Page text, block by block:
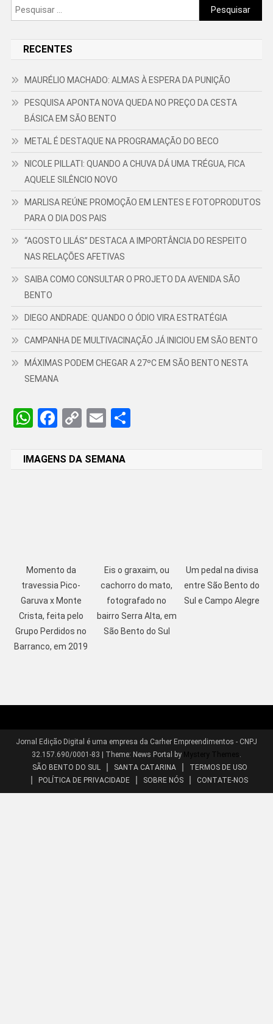
Pesquisar
por:
RECENTES
MAURÉLIO MACHADO: ALMAS À ESPERA DA PUNIÇÃO
PESQUISA APONTA NOVA QUEDA NO PREÇO DA CESTA
BÁSICA EM SÃO BENTO
METAL É DESTAQUE NA PROGRAMAÇÃO DO BECO
NICOLE PILLATI: QUANDO A CHUVA DÁ UMA TRÉGUA, FICA
AQUELE SILÊNCIO NOVO
MARLISA REÚNE PROMOÇÃO EM LENTES E FOTOPRODUTOS
PARA O DIA DOS PAIS
“AGOSTO LILÁS” DESTACA A IMPORTÂNCIA DO RESPEITO
NAS RELAÇÕES AFETIVAS
SAIBA COMO CONSULTAR O PROJETO DA AVENIDA SÃO
BENTO
DIEGO ANDRADE: QUANDO O ÓDIO VIRA ESTRATÉGIA
CAMPANHA DE MULTIVACINAÇÃO JÁ INICIOU EM SÃO BENTO
MÁXIMAS PODEM CHEGAR A 27ºC EM SÃO BENTO NESTA
SEMANA
WhatsApp
Facebook
CopyEmail
IMAGENS DA SEMANA
Momento da
travessia Pico-
Garuva x Monte
Crista, feita pelo
Grupo Perdidos no
Barranco, em 2019
Eis o graxaim, ou
cachorro do mato,
fotografado no
bairro Serra Alta, em
São Bento do Sul
Um pedal na divisa
entre São Bento do
Sul e Campo Alegre
Jornal Edição Digital é uma empresa da Carher Empreendimentos - CNPJ
32.157.690/0001-83 | Theme: News Portal by Mystery Themes
SÃO BENTO DO SUL
SANTA CATARINA
TERMOS DE USO
POLÍTICA DE PRIVACIDADE
SOBRE NÓS CONTATE-NOS